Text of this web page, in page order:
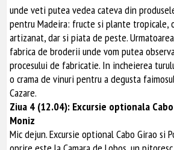
unde veti putea vedea cateva din
pentru Madeira: fructe si plante tropicale,
artizanat, dar si piata de peste.
fabrica de broderii unde vom putea
procesului de fabricatie. In incheierea
o crama de vinuri pentru a degusta
Cazare.
Ziua 4 (12.04): Excursie optionala
Moniz
Mic dejun. Excursie optional Cabo Girao si